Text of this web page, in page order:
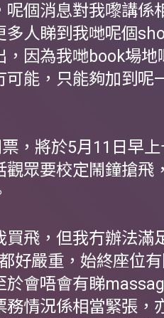
呢個消息對我嚟講係
多人睇到我哋呢個
，因為我哋book場地
可能，只能夠加到呢
，將於5月11日早
觀眾要校定鬧鐘搶飛
買飛，但我冇辦法滿
好嚴重，始終座位
於會唔會有睇
務情況係相當緊張，